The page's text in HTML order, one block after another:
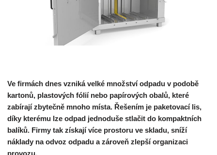
Ve firmách dnes vzniká velké množství odpadu v podobě
kartonů, plastových fólií nebo papírových obalů, které
zabírají zbytečně mnoho místa. Řešením je paketovací lis,
díky kterému lze odpad jednoduše stlačit do kompaktních
balíků. Firmy tak získají více prostoru ve skladu, sníží
náklady na odvoz odpadu a zároveň zlepší organizaci